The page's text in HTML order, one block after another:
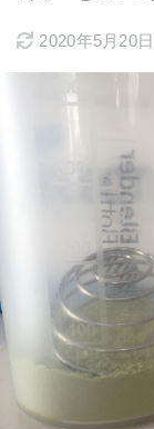
2020年5月20日